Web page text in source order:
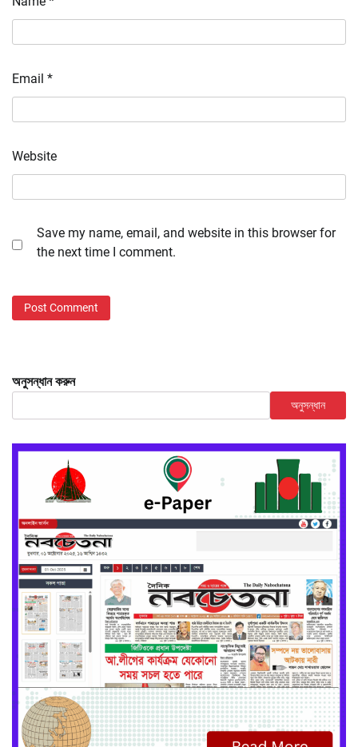
Email *
Website
Save my name, email, and website in this browser for
the next time I comment.
অনুসন্ধান করুন
অনুসন্ধান